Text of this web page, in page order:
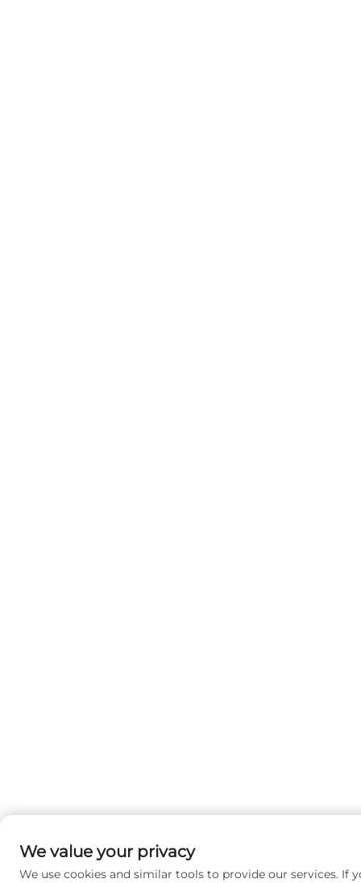
We value your privacy
We use cookies and similar tools to provide our services. If